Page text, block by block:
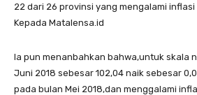
22 dari 26 provinsi yang mengalami
Kepada Matalensa.id
Ia pun menanbahkan bahwa,untuk skala
Juni 2018 sebesar 102,04 naik sebesar
pada bulan Mei 2018,dan menggalami